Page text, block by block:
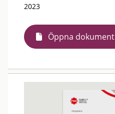
2023
Öppna dokument